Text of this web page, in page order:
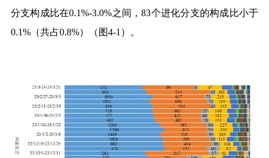
分支构成比在0.1%-3.0%之间，83个进化分支的构成比小于
0.1%（共占0.8%）（图4-1 ）。